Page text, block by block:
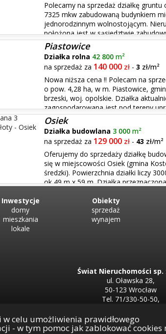
celu umożliwienia prawidłowego
- w tym pomoc jak zablokować cookies
Polecamy na sprzedaż działkę gruntu
7325 mkw zabudowaną budynkiem
jednorodzinnym wolnostojącym.
położona jest w sąsiedztwie
otoczeniu lasu na obszarze Natura 2000, w
doja...
Piastowice
Działka rolna 42 800 m²
na sprzedaż za 140 000 zł - 3 zł/m²
Nowa niższa cena !! Polecam na
o pow. 4,28 ha, w m. Piastowice,
brzeski, woj. opolskie. Działka
zagospodarowana jest pod tereny
w miejscowym planie
Osiek
Działka budowlana 3 000 m²
na sprzedaż za 129 000 zł - 43 zł/m²
Oferujemy do sprzedaży działkę
się w miejscowości Osiek (gmina
średzki). Powierzchnia działki liczy
ok 49 m x 59 m. Działka
Inwestycje
domy
mieszkania
lokale
Obiekty
sprzedaż
wynajem
Świat Nieruchomości sp.
ul. Oławska 28,
50-123 Wrocław
Tel. 71/330-50-50,
Firma partnerska